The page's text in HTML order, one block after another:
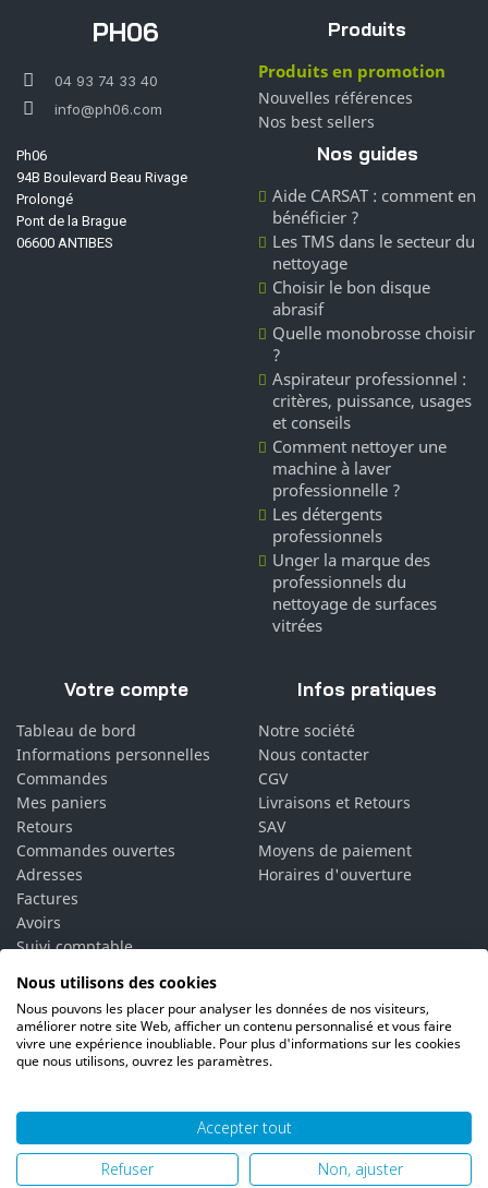
PH06
04 93 74 33 40
info@ph06.com
Ph06
94B Boulevard Beau Rivage
Prolongé
Pont de la Brague
06600 ANTIBES
Produits
Produits en promotion
Nouvelles références
Nos best sellers
Nos guides
Aide CARSAT : comment en
bénéficier ?
Les TMS dans le secteur du
nettoyage
Choisir le bon disque
abrasif
Quelle monobrosse choisir
?
Aspirateur professionnel :
critères, puissance, usages
et conseils
Comment nettoyer une
machine à laver
professionnelle ?
Les détergents
professionnels
Unger la marque des
professionnels du
nettoyage de surfaces
vitrées
Votre compte
Tableau de bord
Informations personnelles
Commandes
Mes paniers
Retours
Commandes ouvertes
Adresses
Factures
Avoirs
Suivi comptable
Vos alertes
Vos interlocuteurs
Infos pratiques
Notre société
Nous contacter
CGV
Livraisons et Retours
SAV
Moyens de paiement
Horaires d'ouverture
© 2026 PH06 Produits Propreté Hygiène |Mentions légales|
Politique de confidentialité
Plan du site
Nous utilisons des cookies
Nous pouvons les placer pour analyser les données de nos visiteurs,
améliorer notre site Web, afficher un contenu personnalisé et vous faire
vivre une expérience inoubliable. Pour plus d'informations sur les cookies
que nous utilisons, ouvrez les paramètres.
Accepter tout
Refuser
Non, ajuster